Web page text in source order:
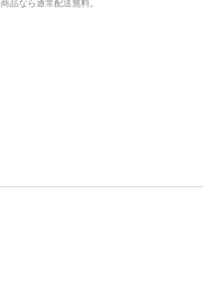
商品なら通常配送無料。